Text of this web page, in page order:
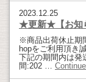
2023.12.25
★更新★【お知
※商品出荷休止期
hopをご利用頂き
下記の期間内は発
間:202 …